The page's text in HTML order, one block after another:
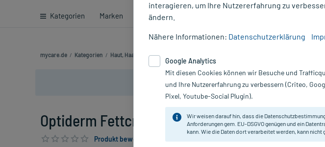
Kategorien Marken Ratgeber
mycare.de / Kategorien / Haut, Haare & Nägel
Nur für kurze Zeit:Gratis-
Optiderm Fettcreme, 2X100 g
Produkt bewerten & PlusHerzen sichern
interagieren, um Ihre Nutzererfahrung zu
ändern.
Nähere Informationen: Datenschutzerklärung
Google Analytics
Mit diesen Cookies können wir Besuche und
und Ihre Nutzererfahrung zu verbessern (Criteo,
Pixel, Youtube-Social Plugin).
Wir weisen darauf hin, dass die
Anforderungen gem. EU-DSGVO genügen und ein
kann. Wie die Daten dort verarbeitet werden, kann nicht